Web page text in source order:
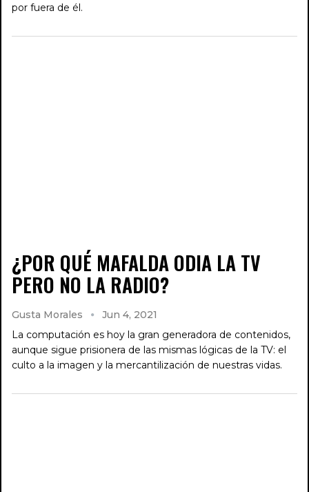
por fuera de él.
¿POR QUÉ MAFALDA ODIA LA TV
PERO NO LA RADIO?
Gusta Morales
Jun 4, 2021
La computación es hoy la gran generadora de contenidos,
aunque sigue prisionera de las mismas lógicas de la TV: el
culto a la imagen y la mercantilización de nuestras vidas.